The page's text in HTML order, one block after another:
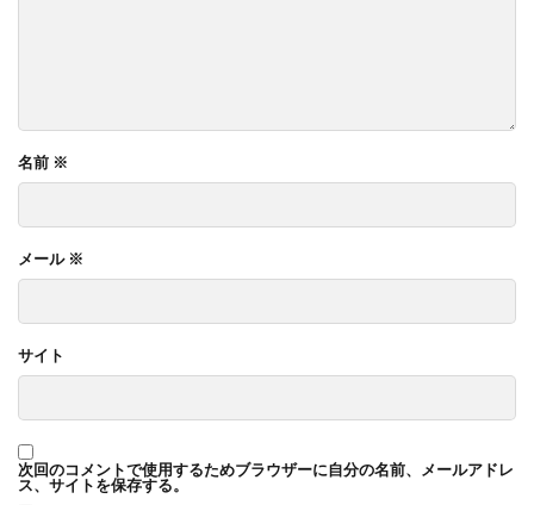
名前 ※
メール ※
サイト
次回のコメントで使用するためブラウザーに自分の名前、メールアドレ
ス、サイトを保存する。